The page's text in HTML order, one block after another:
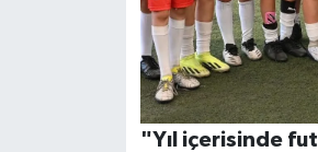
"Yıl içerisinde